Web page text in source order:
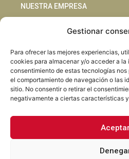
Gestionar
Para ofrecer las mejores experiencias,
cookies para almacenar y/o acceder a la
consentimiento de estas tecnologías
el comportamiento de navegación o las
sitio. No consentir o retirar el
negativamente a ciertas características
Aceptar
NUESTRA EMPRESA
Blog
Habla con nosotros